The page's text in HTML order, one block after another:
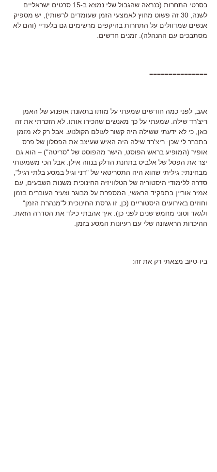
בסרטי התחרות (כנראה שהגבול שלי נמצא ב-15 סרטים ישראליים
לשנה, 30 זה פשוט מחוץ לאמצעי הזמן שעומדים לרשותי), יש מספיק
אנשים שמדוולים על התחרות בהיקפים מרשימים גם בלעדיי (והם לא
מסתבכים עם ההנהלה). זמנים חדשים.
===============
אגב, לפני כמה חודשים שמעתי על מותו בתאונת אופנוע של האמן
ריצ'רד שילה. שמעתי על כך מאנשים שהכירו אותו. לא הזכרתי את זה
כאן, כי לא ידעתי ששילה היה קשור לעולם הקולנוע. אבל רק לא מזמן
בתברר לי שכן: ריצ'רד שילה היה האיש שעיצב את הפסלון של פרס
אופיר (המופיע בראש הפוסט, הישר מהפוסט של "סריטה") – הוא גם
יצר את הפסל של אלביס בתחנת הדלק בנווה אילן. אבל הכי משמעותי
מבחינתי: גיליתי שהוא היה התסריטאי של "דני וגיל במסע בלתי רגיל",
סדרה ללימודי היסטוריה של הטלוויזיה החינוכית משנות השבעים, עם
אמיר אוריין בתפקיד הראשי, המספרת על מבוגר וצעיר העוברים בזמן
וחוזים באירועים היסטוריים (כן, זו גרסת החינוכית ל"מנהרת הזמן"
ולגאד וטוני מחמש שנים לפני כן). איך אהבתי כילד את הסדרה הזאת.
ההיכרות הראשונה שלי עם רעיונות המסע בזמן.
ביו-טיוב מצאתי רק את זה: